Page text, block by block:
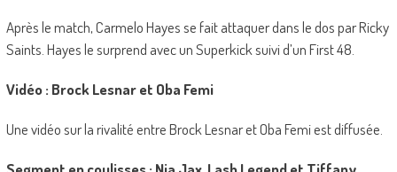
Après le match, Carmelo Hayes se fait attaquer dans le dos par Ricky
Saints. Hayes le surprend avec un Superkick suivi d’un First 48.
Vidéo : Brock Lesnar et Oba Femi
Une vidéo sur la rivalité entre Brock Lesnar et Oba Femi est diffusée.